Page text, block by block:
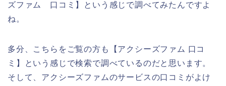
ズファム 口コミ】という感じで調べてみたんですよ
ね。
多分、こちらをご覧の方も【アクシーズファム 口コ
ミ】という感じで検索で調べているのだと思います。
そして、アクシーズファムのサービスの口コミがよけ